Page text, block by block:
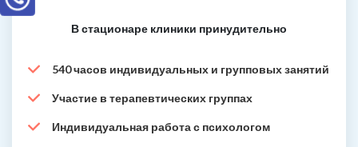
В стационаре клиники принудительно
540 часов индивидуальных и групповых занятий
Участие в терапевтических группах
Индивидуальная работа с психологом